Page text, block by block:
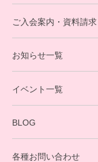
eスポーツコース
就労支援コース
英会話・海外留学コース
寮生活サポート
ご入会案内・資料請求
お知らせ一覧
イベント一覧
BLOG
各種お問い合わせ